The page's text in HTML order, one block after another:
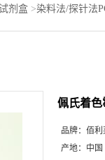
剂盒 >染料法/探针法
佩氏着
品牌： 佰利
产地： 中国